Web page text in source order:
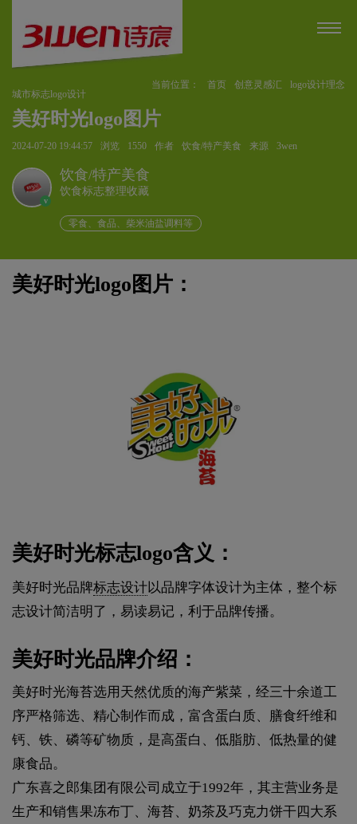
当前位置： 首页 创意灵感汇
logo设计理念
城市标志logo设计
美好时光logo图片
2024-07-20 19:44:57 浏览 1550 作者 饮食/特产美食 来源 3wen
v
饮食/特产美食
饮食标志整理收藏
零食、食品、柴米油盐调料等
美好时光logo图片：
美好时光标志logo含义：
美好时光品牌标志设计以品牌字体设计为主体，整个标
志设计简洁明了，易读易记，利于品牌传播。
美好时光品牌介绍：
美好时光海苔选用天然优质的海产紫菜，经三十余道工
序严格筛选、精心制作而成，富含蛋白质、膳食纤维和
钙、铁、磷等矿物质，是高蛋白、低脂肪、低热量的健
康食品。
广东喜之郎集团有限公司成立于1992年，其主营业务是
生产和销售果冻布丁、海苔、奶茶及巧克力饼干四大系